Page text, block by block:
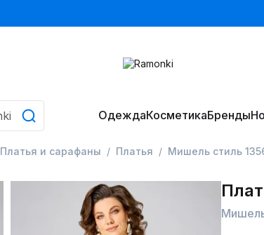
ОдеждаКосметикаБренды
Платья и сарафаны Платья Мишель стиль